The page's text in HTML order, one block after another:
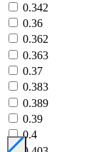
0.342
0.36
0.362
0.363
0.37
0.383
0.389
0.39
0.4